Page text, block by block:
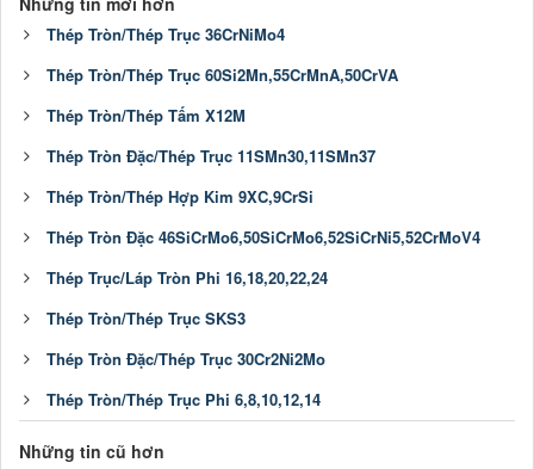
Thép Tròn/Thép Trục 36CrNiMo4
Thép Tròn/Thép Trục 60Si2Mn,55CrMnA,50CrVA
Thép Tròn/Thép Tấm X12M
Thép Tròn Đặc/Thép Trục 11SMn30,11SMn37
Thép Tròn/Thép Hợp Kim 9XC,9CrSi
Thép Tròn Đặc 46SiCrMo6,50SiCrMo6,52SiCrNi5,52CrMoV4
Thép Trục/Láp Tròn Phi 16,18,20,22,24
Thép Tròn/Thép Trục SKS3
Thép Tròn Đặc/Thép Trục 30Cr2Ni2Mo
Thép Tròn/Thép Trục Phi 6,8,10,12,14
Những tin cũ hơn